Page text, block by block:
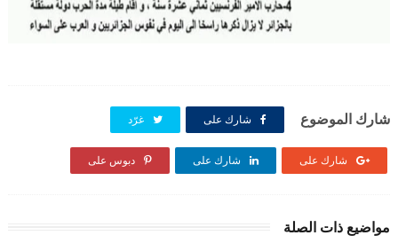
شارك الموضوع شارك على غرّد
شارك على شارك على دبوس على
مواضيع ذات الصلة